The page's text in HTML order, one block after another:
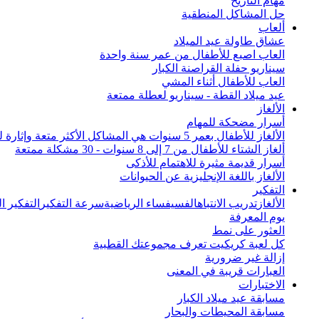
حل المشاكل المنطقية
ألعاب
عشاق طاولة عيد الميلاد
العاب اصبع للأطفال من عمر سنة واحدة
سيناريو حفلة القراصنة الكبار
العاب للأطفال أثناء المشي
عيد ميلاد القطة - سيناريو لعطلة ممتعة
الألغاز
أسرار مضحكة للمهام
الألغاز للأطفال بعمر 5 سنوات هي المشاكل الأكثر متعة وإثارة للاهتمام من جميع أنحاء العالم
ألغاز الشتاء للأطفال من 7 إلى 8 سنوات - 30 مشكلة ممتعة
أسرار قديمة مثيرة للاهتمام للأذكى
الألغاز باللغة الإنجليزية عن الحيوانات
التفكير
الألغاز تدريب الانتباهالفسيفساء الرياضيةسرعة التفكير
يوم المعرفة
العثور على نمط
كل لعبة كريكيت تعرف مجموعتك القطبية
إزالة غير ضرورية
العبارات قريبة في المعنى
الاختبارات
مسابقة عيد ميلاد الكبار
مسابقة المحيطات والبحار